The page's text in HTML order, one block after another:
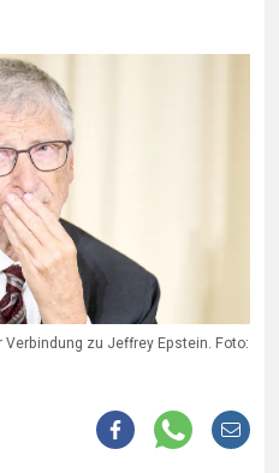
zu Jeffrey Epstein. Foto: